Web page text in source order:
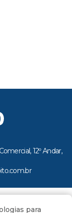
12º Andar,
4oito para